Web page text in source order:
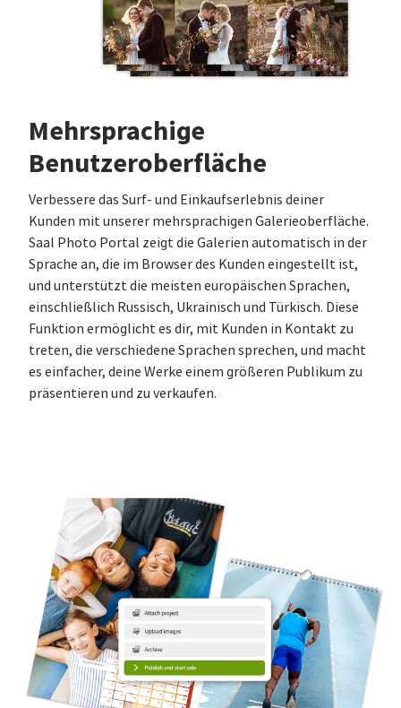
Mehrsprachige
Benutzeroberfläche
Verbessere das Surf- und Einkaufserlebnis deiner
Kunden mit unserer mehrsprachigen Galerieoberfläche.
Saal Photo Portal zeigt die Galerien automatisch in der
Sprache an, die im Browser des Kunden eingestellt ist,
und unterstützt die meisten europäischen Sprachen,
einschließlich Russisch, Ukrainisch und Türkisch. Diese
Funktion ermöglicht es dir, mit Kunden in Kontakt zu
treten, die verschiedene Sprachen sprechen, und macht
es einfacher, deine Werke einem größeren Publikum zu
präsentieren und zu verkaufen.